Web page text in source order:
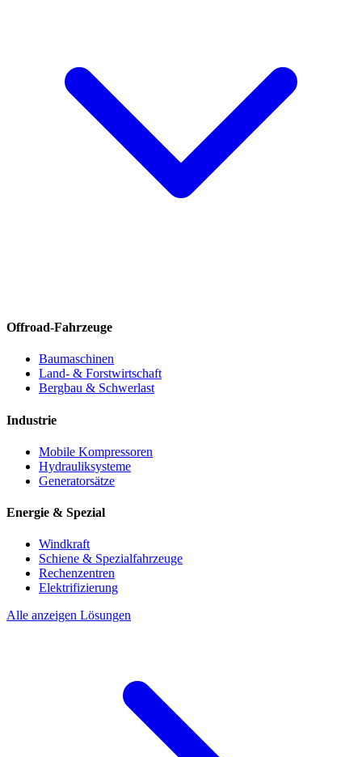
Offroad-Fahrzeuge
Baumaschinen
Land- & Forstwirtschaft
Bergbau & Schwerlast
Industrie
Mobile Kompressoren
Hydrauliksysteme
Generatorsätze
Energie & Spezial
Windkraft
Schiene & Spezialfahrzeuge
Rechenzentren
Elektrifizierung
Alle anzeigen Lösungen